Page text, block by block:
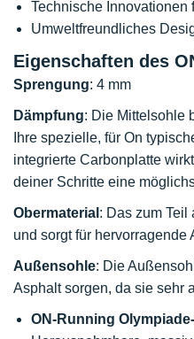
Technische Innovationen
Umweltfreundliches
Eigenschaften des
Sprengung: 4 mm
Dämpfung: Die Mittelsohle
Ihre spezielle, für On
integrierte Carbonplatte
deiner Schritte eine
Obermaterial : Das zum Teil
und sorgt für
Außensohle: Die
Asphalt sorgen, da sie sehr
ON-Running